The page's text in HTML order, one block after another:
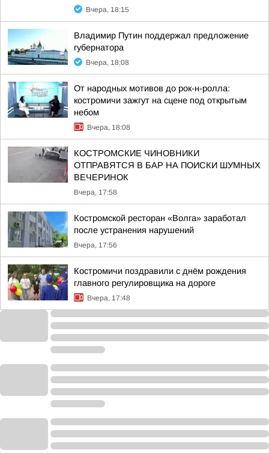
Вчера, 18:15
Владимир Путин поддержал предложение
губернатора
Вчера, 18:08
От народных мотивов до рок-н-ролла:
костромичи зажгут на сцене под открытым
небом
Вчера, 18:08
КОСТРОМСКИЕ ЧИНОВНИКИ
ОТПРАВЯТСЯ В БАР НА ПОИСКИ ШУМНЫХ
ВЕЧЕРИНОК
Вчера, 17:58
Костромской ресторан «Волга» заработал
после устранения нарушений
Вчера, 17:56
Костромичи поздравили с днём рождения
главного регулировщика на дороге
Вчера, 17:48